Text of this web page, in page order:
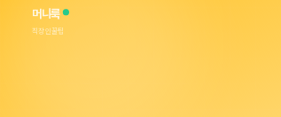
머니룩
직장인꿀팁